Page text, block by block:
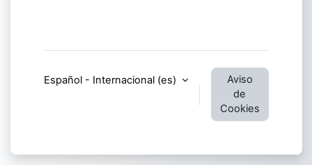
Español - Internacional ‎(es)‎
Aviso
de
Cookies